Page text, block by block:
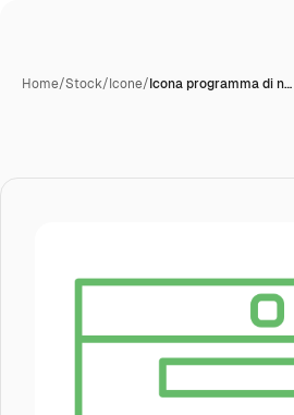
Home/Stock/Icone/Icona programma di n…